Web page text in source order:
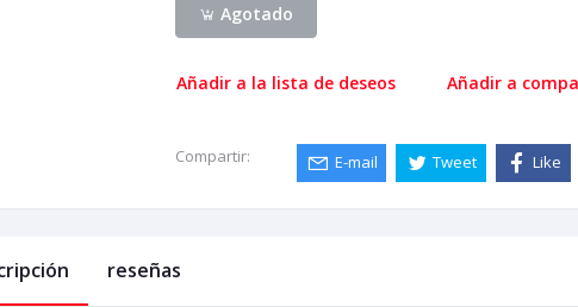
Agotado
Añadir a la lista de deseos Añadir a
Compartir: E-mail Tweet Like
reseñas